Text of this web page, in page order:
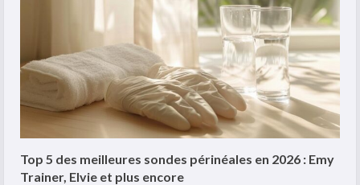
Top 5 des meilleures sondes périnéales en 2026 : Emy
Trainer, Elvie et plus encore